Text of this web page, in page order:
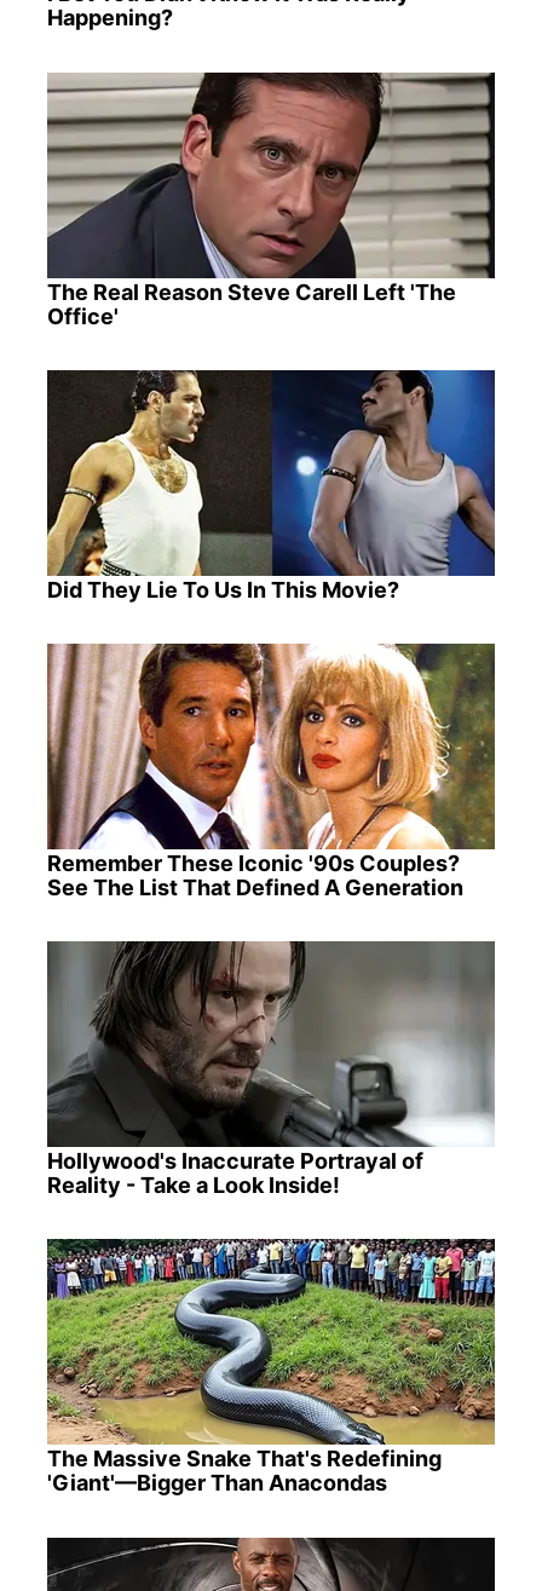
Happening?
The Real Reason Steve Carell Left 'The
Office'
Did They Lie To Us In This Movie?
Remember These Iconic '90s Couples?
See The List That Defined A Generation
Hollywood's Inaccurate Portrayal of
Reality - Take a Look Inside!
The Massive Snake That's Redefining
'Giant'—Bigger Than Anacondas